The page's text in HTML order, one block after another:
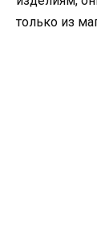
только из